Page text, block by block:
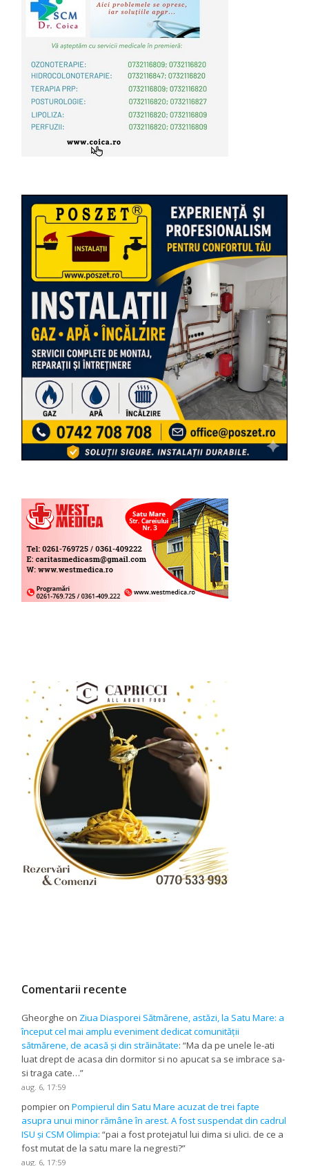
Comentarii recente
Gheorghe on Ziua Diasporei Sătmărene, astăzi, la Satu Mare: a
început cel mai amplu eveniment dedicat comunității
sătmărene, de acasă și din străinătate: “Ma da pe unele le-ati
luat drept de acasa din dormitor si no apucat sa se imbrace sa-
si traga cate…”
aug. 6, 17:59
pompier onPompierul din Satu Mare acuzat de trei fapte
asupra unui minor rămâne în arest. A fost suspendat din cadrul
ISU și CSM Olimpia: “pai a fost protejatul lui dima si ulici. de ce a
fost mutat de la satu mare la negresti?”
aug. 6, 17:59